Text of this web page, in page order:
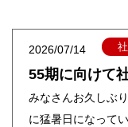
2026/07/14
55期に向けて
みなさんお久しぶ
に猛暑日になって